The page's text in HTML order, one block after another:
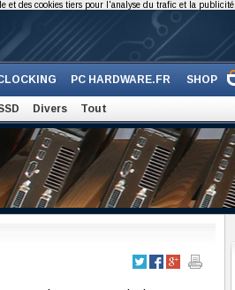
PC HARDWARE.FR SHOP
Divers Tout
et des cookies tiers pour l'analyse du trafic et la publicité